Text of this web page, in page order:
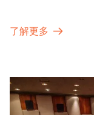
了解更多